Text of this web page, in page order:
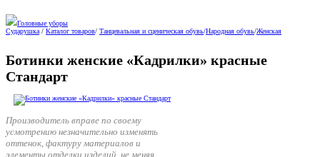
Головные уборы
Сударушка / Каталог товаров/ Танцевальная и сценическая обувь/Народная обувь/Женская
Ботинки женские «Кадрилки» красные
Стандарт
Производитель вправе по своему
усмотрению незначительно изменять
оттенок, фактуру материалов и
элементы отделки изделий, не меняя